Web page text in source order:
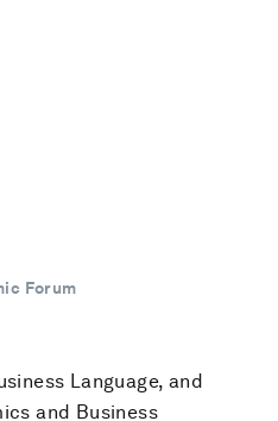
Forum
Language, and
and Business